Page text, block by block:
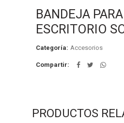
BANDEJA PARA
ESCRITORIO
Categoría: Accesorios
Compartir
PRODUCTOS